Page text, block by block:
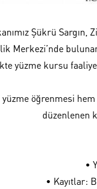
Şükrü
Merkezi’nde
yüzme kursu
yüzme öğrenmesi
düzenlenen
•
• Kayıtlar: